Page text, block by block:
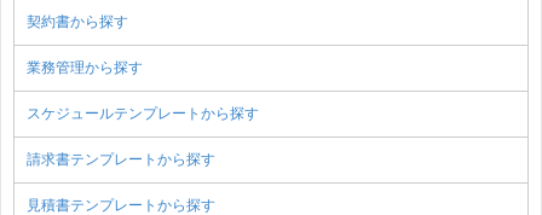
契約書から探す
業務管理から探す
スケジュールテンプレートから探す
請求書テンプレートから探す
見積書テンプレートから探す